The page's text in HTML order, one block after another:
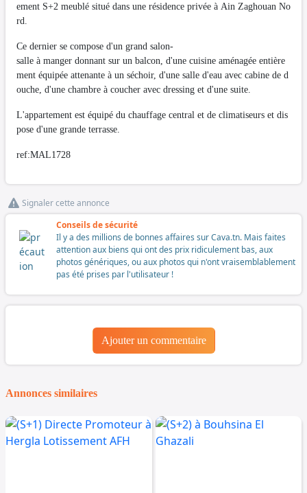
ement S+2 meublé situé dans une résidence privée à Ain Zaghouan No
rd.
Ce dernier se compose d'un grand salon-
salle à manger donnant sur un balcon, d'une cuisine aménagée entière
ment équipée attenante à un séchoir, d'une salle d'eau avec cabine de d
ouche, d'une chambre à coucher avec dressing et d'une suite.
L'appartement est équipé du chauffage central et de climatiseurs et dis
pose d'une grande terrasse.
ref:MAL1728
Signaler cette annonce
Conseils de sécurité
Il y a des millions de bonnes affaires sur Cava.tn. Mais faites
attention aux biens qui ont des prix ridiculement bas, aux
photos génériques, ou aux photos qui n'ont vraisemblablement
pas été prises par l'utilisateur !
Ajouter un commentaire
Annonces similaires